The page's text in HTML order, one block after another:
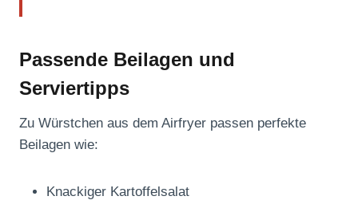
Passende Beilagen und
Serviertipps
Zu Würstchen aus dem Airfryer passen perfekte
Beilagen wie:
Knackiger Kartoffelsalat